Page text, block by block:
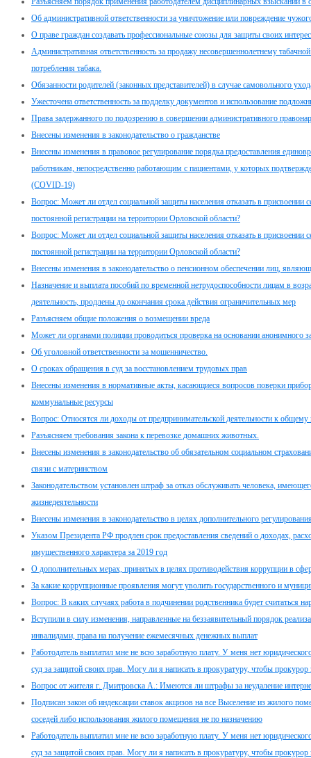
Об административной ответственности за уничтожение или повреждение
О праве граждан создавать профессиональные союзы для защиты своих
Административная ответственность за продажу несовершеннолетнему
потребления табака.
Обязанности родителей (законных представителей) в случае самовольного
Ужесточена ответственность за подделку документов и использование
Права задержанного по подозрению в совершении административного
Внесены изменения в законодательство о гражданстве
Внесены изменения в правовое регулирование порядка предоставления
работникам, непосредственно работающим с пациентами, у которых
(COVID-19)
Вопрос: Может ли отдел социальной защиты населения отказать в присвоении
постоянной регистрации на территории Орловской области?
Вопрос: Может ли отдел социальной защиты населения отказать в присвоении
постоянной регистрации на территории Орловской области?
Внесены изменения в законодательство о пенсионном обеспечении лиц,
Назначение и выплата пособий по временной нетрудоспособности лицам в
деятельность, продлены до окончания срока действия ограничительных мер
Разъясняем общие положения о возмещении вреда
Может ли органами полиции проводиться проверка на основании анонимного
Об уголовной ответственности за мошенничество.
О сроках обращения в суд за восстановлением трудовых прав
Внесены изменения в нормативные акты, касающиеся вопросов поверки
коммунальные ресурсы
Вопрос: Относятся ли доходы от предпринимательской деятельности к
Разъясняем требования закона к перевозке домашних животных.
Внесены изменения в законодательство об обязательном социальном
связи с материнством
Законодательством установлен штраф за отказ обслуживать человека,
жизнедеятельности
Внесены изменения в законодательство в целях дополнительного
Указом Президента РФ продлен срок предоставления сведений о доходах,
имущественного характера за 2019 год
О дополнительных мерах, принятых в целях противодействия коррупции в
За какие коррупционные проявления могут уволить государственного и
Вопрос: В каких случаях работа в подчинении родственника будет считаться
Вступили в силу изменения, направленные на беззаявительный порядок
инвалидами, права на получение ежемесячных денежных выплат
Работодатель выплатил мне не всю заработную плату. У меня нет
суд за защитой своих прав. Могу ли я написать в прокуратуру, чтобы прокурор
Вопрос от жителя г. Дмитровска А.: Имеются ли штрафы за неудаление
Подписан закон об индексации ставок акцизов на все Выселение из жилого
соседей либо использования жилого помещения не по назначению
Работодатель выплатил мне не всю заработную плату. У меня нет
суд за защитой своих прав. Могу ли я написать в прокуратуру, чтобы прокурор